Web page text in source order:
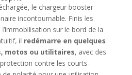
le chargeur booster
incontournable. Finis les
sur le bord de la
il redémarre en quelques
motos ou utilitaires, avec des
contre les courts-